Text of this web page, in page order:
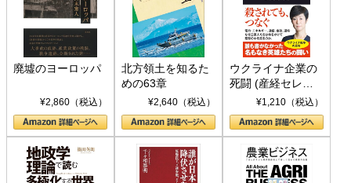
廃墟のヨーロッパ
¥2,860（税込）
北方領土を知るた
めの63章
¥2,640（税込）
ウクライナ企業の
死闘 (産経セレク
ト S 039)¥1,210（税込）